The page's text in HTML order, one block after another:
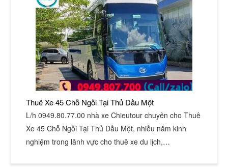
Thuê Xe 45 Chỗ Ngồi Tại Thủ Dầu Một
L/h 0949.80.77.00 nhà xe Chieutour chuyên cho Thuê
Xe 45 Chỗ Ngồi Tại Thủ Dầu Một, nhiều năm kinh
nghiệm trong lãnh vực cho thuê xe du lịch,…